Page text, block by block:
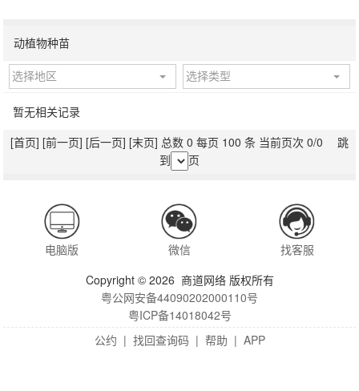
动植物种苗
选择地区 选择类型
暂无相关记录
[首页] [前一页] [后一页] [末页] 总数 0 每页 100 条 当前页次 0/0 跳
到
页
电脑版 微信
找客服
Copyright © 2026 商道网络 版权所有
粤公网安备44090202000110号
粤ICP备14018042号
公约 | 找回查询码 | 帮助 | APP